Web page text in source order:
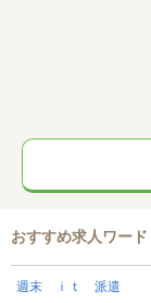
おすすめ求人ワード
週末 ｉｔ 派遣